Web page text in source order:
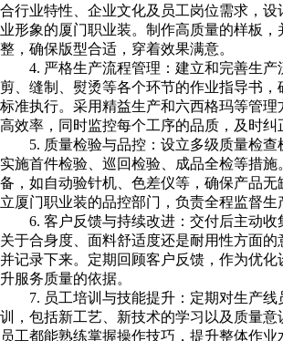
合行业特性、企业文化及员工岗位需求，设
业形象的厦门职业装。制作高质量的样板，
整，确保版型合适，穿着效果满意。
4. 严格生产流程管理：建立和完善生产
剪、缝制、熨烫等各个环节的作业指导书，
标准执行。采用精益生产和六西格玛等管理
高效率，同时监控每个工序的品质，及时纠
5. 质量检验与品控：设立多级质量检查
实施首件检验、巡回检验、成品全检等措
备，如自动验针机、色差仪等，确保产品无
立厦门职业装的品控部门，负责全程监督生
6. 客户反馈与持续改进：交付后主动收
关于合身度、面料舒适度还是耐用性方面
并记录下来。定期回顾客户反馈，作为优化
升服务质量的依据。
7. 员工培训与技能提升：定期对生产线
训，包括新工艺、新技术的学习以及质量意
员工都能熟练掌握操作技巧，提升整体作业